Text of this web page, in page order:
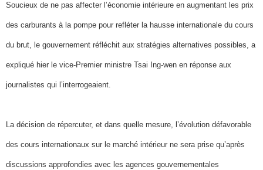
Soucieux de ne pas affecter l’économie intérieure en augmentant les prix
des carburants à la pompe pour refléter la hausse internationale du cours
du brut, le gouvernement réfléchit aux stratégies alternatives possibles, a
expliqué hier le vice-Premier ministre Tsai Ing-wen en réponse aux
journalistes qui l’interrogeaient.
La décision de répercuter, et dans quelle mesure, l’évolution défavorable
des cours internationaux sur le marché intérieur ne sera prise qu’après
discussions approfondies avec les agences gouvernementales